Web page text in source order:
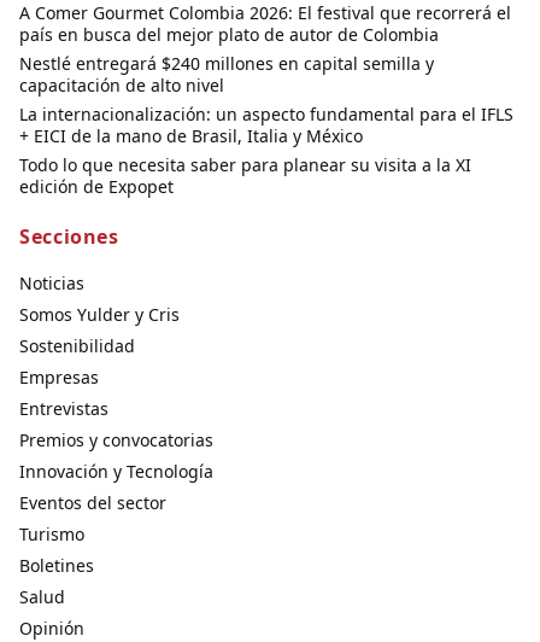
A Comer Gourmet Colombia 2026: El festival que recorrerá el
país en busca del mejor plato de autor de Colombia
Nestlé entregará $240 millones en capital semilla y
capacitación de alto nivel
La internacionalización: un aspecto fundamental para el IFLS
+ EICI de la mano de Brasil, Italia y México
Todo lo que necesita saber para planear su visita a la XI
edición de Expopet
Secciones
Noticias
Somos Yulder y Cris
Sostenibilidad
Empresas
Entrevistas
Premios y convocatorias
Innovación y Tecnología
Eventos del sector
Turismo
Boletines
Salud
Opinión